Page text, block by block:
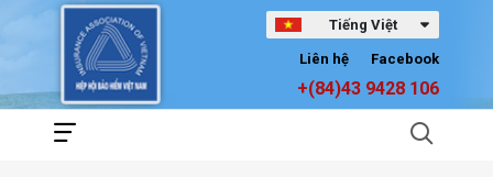
Tiếng Việt
Facebook
Liên hệ
+(84)43 9428 106